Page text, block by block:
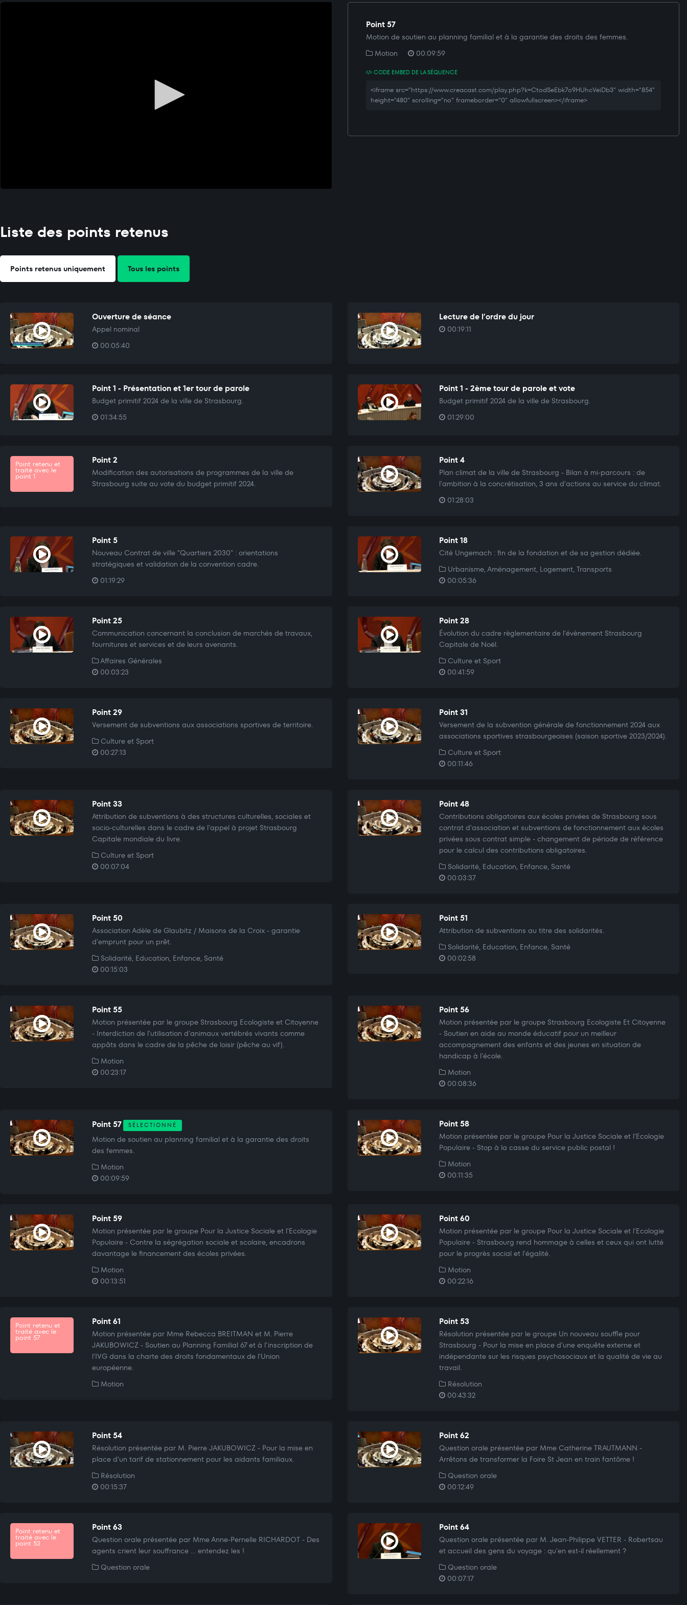
Point 57
Motion de soutien au planning familial et à la garantie des droits des femmes.
Motion
00:09:59
CODE EMBED DE LA SÉQUENCE
<iframe src="https://www.creacast.com/play.php?k=CtodSeEbk7o9HUhcVeiDb3" width="854"
height="480" scrolling="no" frameborder="0" allowfullscreen></iframe>
Liste des points retenus
Points retenus uniquement Tous les points
Ouverture de séance
Appel nominal
00:05:40
Lecture de l’ordre du jour
00:19:11
Point 1 - Présentation et 1er tour de parole
Budget primitif 2024 de la ville de Strasbourg.
01:34:55
Point 1 - 2ème tour de parole et vote
Budget primitif 2024 de la ville de Strasbourg.
01:29:00
Point retenu et
traité avec le
point 1
Point 2
Modification des autorisations de programmes de la ville de
Strasbourg suite au vote du budget primitif 2024.
Point 4
Plan climat de la ville de Strasbourg - Bilan à mi-parcours : de
l'ambition à la concrétisation, 3 ans d'actions au service du climat.
01:28:03
Point 5
Nouveau Contrat de ville "Quartiers 2030" : orientations
stratégiques et validation de la convention cadre.
01:19:29
Point 18
Cité Ungemach : fin de la fondation et de sa gestion dédiée.
Urbanisme, Aménagement, Logement, Transports
00:05:36
Point 25
Communication concernant la conclusion de marchés de travaux,
fournitures et services et de leurs avenants.
Affaires Générales
00:03:23
Point 28
Évolution du cadre règlementaire de l'évènement Strasbourg
Capitale de Noël.
Culture et Sport
00:41:59
Point 29
Versement de subventions aux associations sportives de territoire.
Culture et Sport
00:27:13
Point 31
Versement de la subvention générale de fonctionnement 2024 aux
associations sportives strasbourgeoises (saison sportive 2023/2024).
Culture et Sport
00:11:46
Point 33
Attribution de subventions à des structures culturelles, sociales et
socio-culturelles dans le cadre de l'appel à projet Strasbourg
Capitale mondiale du livre.
Culture et Sport
00:07:04
Point 48
Contributions obligatoires aux écoles privées de Strasbourg sous
contrat d'association et subventions de fonctionnement aux écoles
privées sous contrat simple - changement de période de référence
pour le calcul des contributions obligatoires.
Solidarité, Education, Enfance, Santé
00:03:37
Point 50
Association Adèle de Glaubitz / Maisons de la Croix - garantie
d'emprunt pour un prêt.
Solidarité, Education, Enfance, Santé
00:15:03
Point 51
Attribution de subventions au titre des solidarités.
Solidarité, Education, Enfance, Santé
00:02:58
Point 55
Motion présentée par le groupe Strasbourg Ecologiste et Citoyenne
- Interdiction de l'utilisation d'animaux vertébrés vivants comme
appâts dans le cadre de la pêche de loisir (pêche au vif).
Motion
00:23:17
Point 56
Motion présentée par le groupe Strasbourg Ecologiste Et Citoyenne
- Soutien en aide au monde éducatif pour un meilleur
accompagnement des enfants et des jeunes en situation de
handicap à l'école.
Motion
00:08:36
Point 57 SÉLECTIONNÉ
Motion de soutien au planning familial et à la garantie des droits
des femmes.
Motion
00:09:59
Point 58
Motion présentée par le groupe Pour la Justice Sociale et l'Ecologie
Populaire - Stop à la casse du service public postal !
Motion
00:11:35
Point 59
Motion présentée par le groupe Pour la Justice Sociale et l'Ecologie
Populaire - Contre la ségrégation sociale et scolaire, encadrons
davantage le financement des écoles privées.
Motion
00:13:51
Point 60
Motion présentée par le groupe Pour la Justice Sociale et l'Ecologie
Populaire - Strasbourg rend hommage à celles et ceux qui ont lutté
pour le progrès social et l'égalité.
Motion
00:22:16
Point retenu et
traité avec le
point 57
Point 61
Motion présentée par Mme Rebecca BREITMAN et M. Pierre
JAKUBOWICZ - Soutien au Planning Familial 67 et à l'inscription de
l'IVG dans la charte des droits fondamentaux de l'Union
européenne.
Motion
Point 53
Résolution présentée par le groupe Un nouveau souffle pour
Strasbourg - Pour la mise en place d'une enquête externe et
indépendante sur les risques psychosociaux et la qualité de vie au
travail.
Résolution
00:43:32
Point 54
Résolution présentée par M. Pierre JAKUBOWICZ - Pour la mise en
place d'un tarif de stationnement pour les aidants familiaux.
Résolution
00:15:37
Point 62
Question orale présentée par Mme Catherine TRAUTMANN -
Arrêtons de transformer la Foire St Jean en train fantôme !
Question orale
00:12:49
Point retenu et
traité avec le
point 53
Point 63
Question orale présentée par Mme Anne-Pernelle RICHARDOT - Des
agents crient leur souffrance ... entendez les !
Question orale
Point 64
Question orale présentée par M. Jean-Philippe VETTER - Robertsau
et accueil des gens du voyage : qu'en est-il réellement ?
Question orale
00:07:17